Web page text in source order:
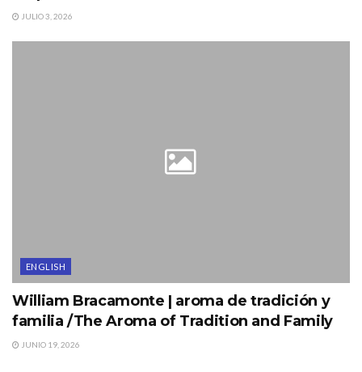
JULIO 3, 2026
ENGLISH
William Bracamonte | aroma de tradición y
familia /The Aroma of Tradition and Family
JUNIO 19, 2026